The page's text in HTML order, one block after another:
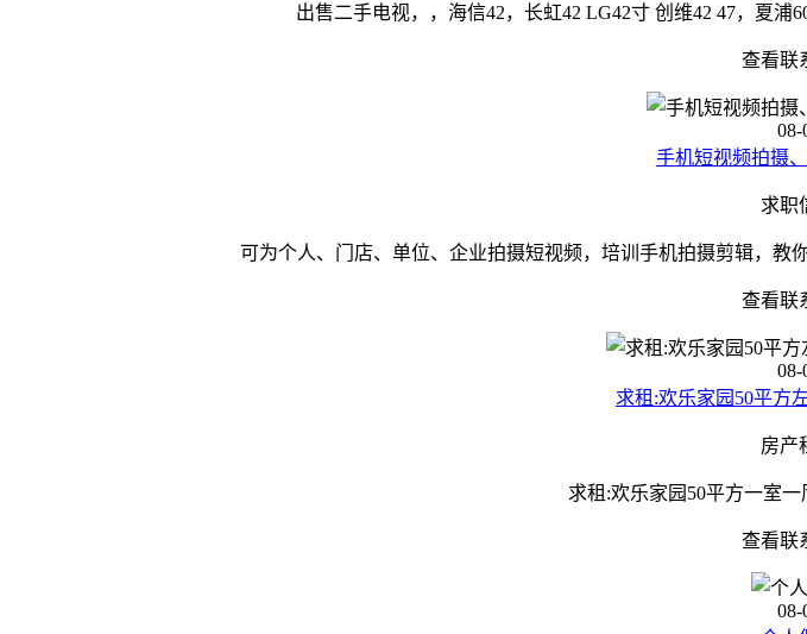
出售二手电视，，海信42，长虹42 LG42寸 创维42 47，夏
查看联
08-
手机短视频拍摄
求职
可为个人、门店、单位、企业拍摄短视频，培训手机拍摄剪辑，教
查看联
08-
求租:欢乐家园50平方
房产
求租:欢乐家园50平方一室
查看联
08-